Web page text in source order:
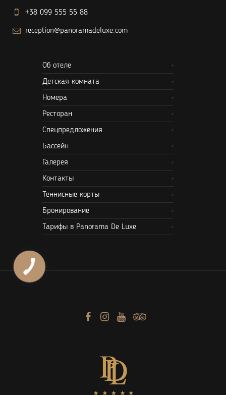
+38 099 555 55 88
reception@panoramadeluxe.com
Об отеле
Детская комната
Номера
Ресторан
Спецпредложения
Бассейн
Галерея
Контакты
Теннисные корты
Бронирование
Тарифы в Panorama De Luxe